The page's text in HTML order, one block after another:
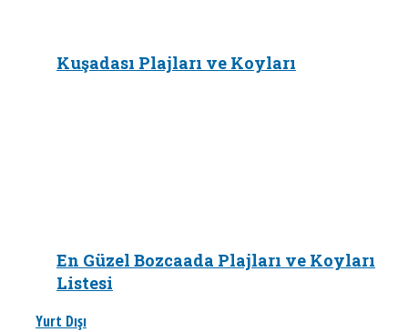
Kuşadası Plajları ve Koyları
En Güzel Bozcaada Plajları ve Koyları
Listesi
Yurt Dışı